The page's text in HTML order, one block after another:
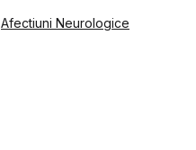
Din
Afectiuni Neurologice